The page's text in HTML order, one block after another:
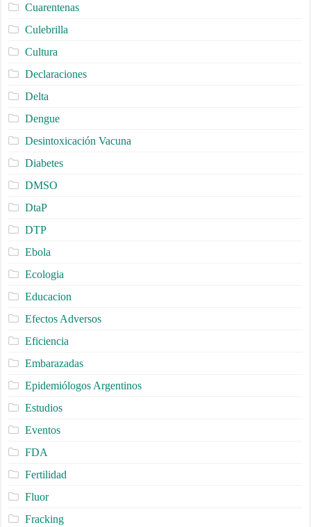
Cuarentenas
Culebrilla
Cultura
Declaraciones
Delta
Dengue
Desintoxicación Vacuna
Diabetes
DMSO
DtaP
DTP
Ebola
Ecologia
Educacion
Efectos Adversos
Eficiencia
Embarazadas
Epidemiólogos Argentinos
Estudios
Eventos
FDA
Fertilidad
Fluor
Fracking